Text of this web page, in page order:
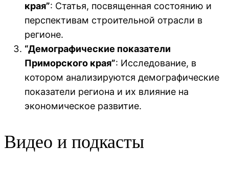
края”: Статья, посвященная состоянию и
перспективам строительной отрасли в
регионе.
“Демографические показатели
Приморского края”: Исследование, в
котором анализируются демографические
показатели региона и их влияние на
экономическое развитие.
Видео и подкасты